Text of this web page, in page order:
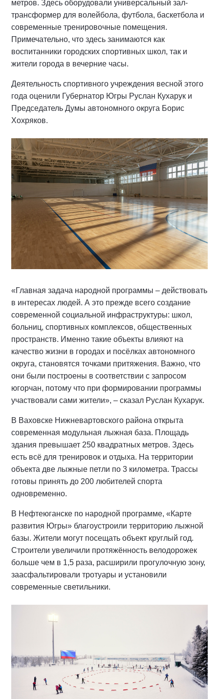
метров. Здесь оборудовали универсальный зал-
трансформер для волейбола, футбола, баскетбола и
современные тренировочные помещения.
Примечательно, что здесь занимаются как
воспитанники городских спортивных школ, так и
жители города в вечерние часы.
Деятельность спортивного учреждения весной этого
года оценили Губернатор Югры Руслан Кухарук и
Председатель Думы автономного округа Борис
Хохряков.
«Главная задача народной программы – действовать
в интересах людей. А это прежде всего создание
современной социальной инфраструктуры: школ,
больниц, спортивных комплексов, общественных
пространств. Именно такие объекты влияют на
качество жизни в городах и посёлках автономного
округа, становятся точками притяжения. Важно, что
они были построены в соответствии с запросом
югорчан, потому что при формировании программы
участвовали сами жители», – сказал Руслан Кухарук.
В Ваховске Нижневартовского района открыта
современная модульная лыжная база. Площадь
здания превышает 250 квадратных метров. Здесь
есть всё для тренировок и отдыха. На территории
объекта две лыжные петли по 3 километра. Трассы
готовы принять до 200 любителей спорта
одновременно.
В Нефтеюганске по народной программе, «Карте
развития Югры» благоустроили территорию лыжной
базы. Жители могут посещать объект круглый год.
Строители увеличили протяжённость велодорожек
больше чем в 1,5 раза, расширили прогулочную зону,
заасфальтировали тротуары и установили
современные светильники.